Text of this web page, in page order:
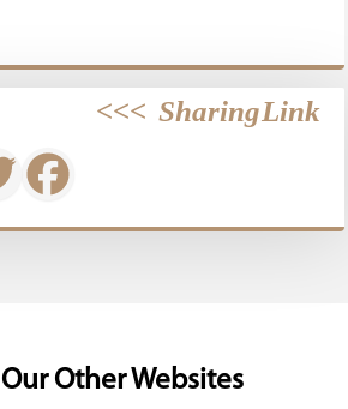
Sharing Link
>>>
Our Other Websites